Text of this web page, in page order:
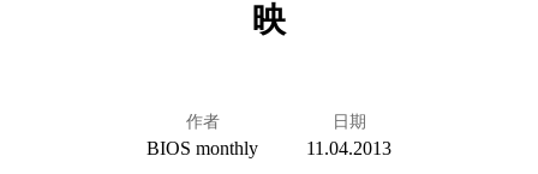
映
作者
BIOS monthly
日期
11.04.2013